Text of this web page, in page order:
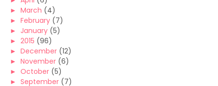
► March (4)
► February (7)
► January (5)
► 2015 (96)
► December (12)
► November (6)
► October (5)
► September (7)